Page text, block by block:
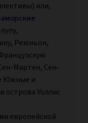
или,
Реюньон,
Мартен, Сен-
Южные и
острова Уоллис
европейской